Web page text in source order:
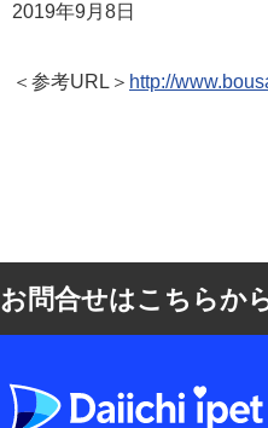
2019年9月8日
＜参考URL＞ http://
お問合せはこちらか
よくある質問